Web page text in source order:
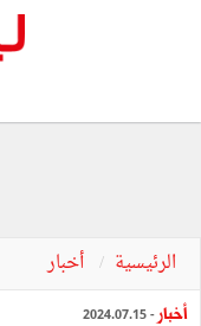
الرئيسية أخبار
أخبار - 2024.07.15